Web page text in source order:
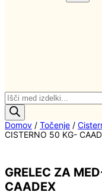
Products
search
Domov / Točenje /
CISTERNO 50 KG-
GRELEC ZA
CAADEX